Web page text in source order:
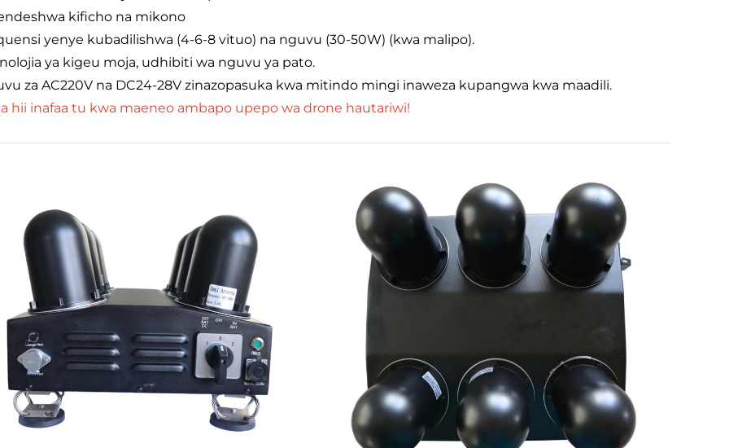
kificho na mikono
yenye kubadilishwa (4-6-8 vituo) na nguvu (30-50W) (kwa malipo).
ya kigeu moja, udhibiti wa nguvu ya pato.
za AC220V na DC24-28V zinazopasuka kwa mitindo mingi inaweza kupangwa kwa maadili.
hii inafaa tu kwa maeneo ambapo upepo wa drone hautariwi!